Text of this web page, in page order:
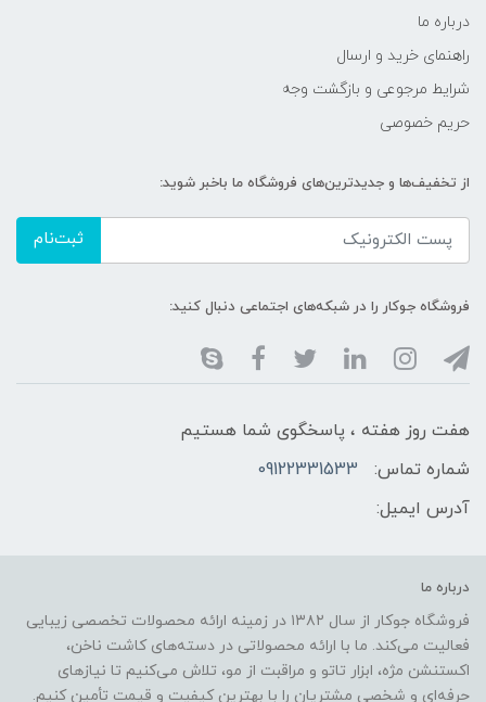
درباره ما
راهنمای خرید و ارسال
شرایط مرجوعی و بازگشت وجه
حریم خصوصی
از تخفیف‌ها و جدیدترین‌های فروشگاه ما باخبر شوید:
ثبت‌نام
فروشگاه جوکار را در شبکه‌های اجتماعی دنبال کنید:
هفت روز هفته ، پاسخگوی شما هستیم
شماره تماس:
09122331533
آدرس ایمیل:
درباره ما
فروشگاه جوکار از سال ۱۳۸۲ در زمینه ارائه محصولات تخصصی زیبایی
فعالیت می‌کند. ما با ارائه محصولاتی در دسته‌های کاشت ناخن،
اکستنشن مژه، ابزار تاتو و مراقبت از مو، تلاش می‌کنیم تا نیازهای
حرفه‌ای و شخصی مشتریان را با بهترین کیفیت و قیمت تأمین کنیم.